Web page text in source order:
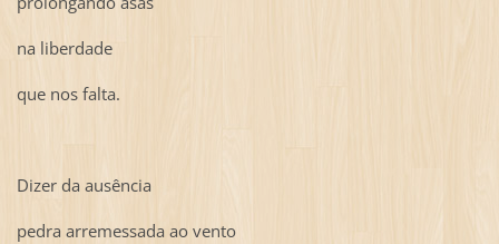
na liberdade
que nos falta.
Dizer da ausência
pedra arremessada ao vento